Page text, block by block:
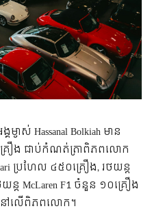
ាស់ Hassanal Bolkiah មាន
គ្រឿង ជាប់កំណត់ត្រាពិភពលោក
ប្រហែល ៤៥០គ្រឿង, រថយន្ត
ត McLaren F1 ចំនួន ១០គ្រឿង
ៅលើពិភពលោក។